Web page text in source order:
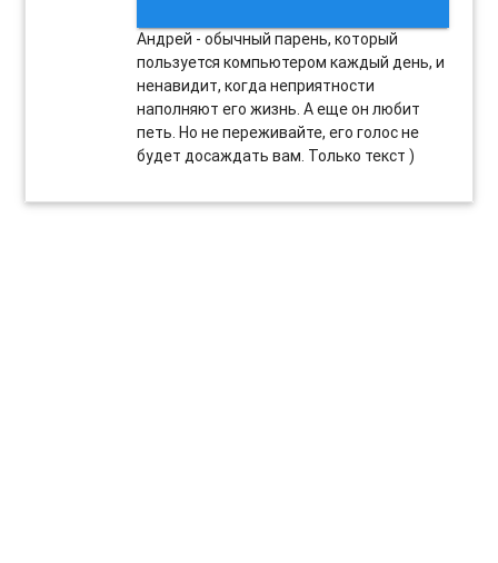
Андрей - обычный парень, который
пользуется компьютером каждый день, и
ненавидит, когда неприятности
наполняют его жизнь. А еще он любит
петь. Но не переживайте, его голос не
будет досаждать вам. Только текст )